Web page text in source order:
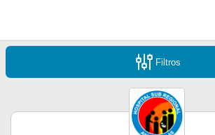
Filtros